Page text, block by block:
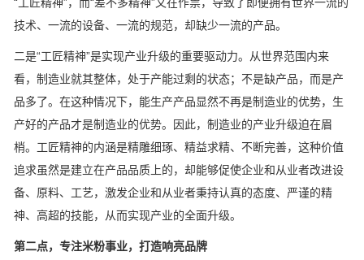
技术、一流的设备、一流的规范，却缺少一流的产品。
二是“工匠精神”是实现产业升级的重要驱动力。从世界范围内来
看，制造业就其整体，处于产能过剩的状态；不是缺产品，而是产
品多了。在这种情况下，能生产产品显然不再是制造业的优势，生
产好的产品才是制造业的优势。因此，制造业的产业升级迫在眉
梢。工匠精神的内涵是精雕细琢、精益求精、不断完善，这种价值
追求虽然是建立在产品品质上的，却能够促使企业和从业者改进设
备、原料、工艺，激发企业和从业者秉持认真的态度、严谨的精
神、高超的技能，从而实现产业的全面升级。
第二点，专注米粉事业，打造响亮品牌